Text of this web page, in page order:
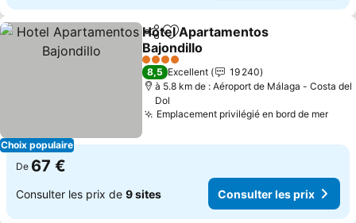
Choix populaire
PartagerAjouter à mes favoris
Hotel Apartamentos
Bajondillo
4 Étoiles
8,5 Excellent
19 240
à 5.8 km de : Aéroport de Málaga - Costa del
Dol
Emplacement privilégié en bord de mer
De 67 €
Consulter les prix de 9 sites Consulter les prix